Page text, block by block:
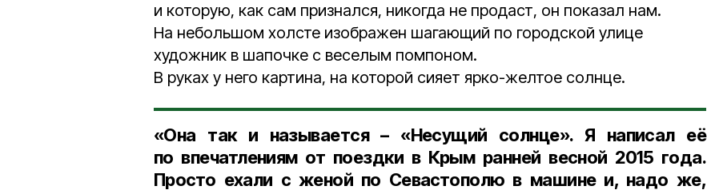
и которую, как сам признался, никогда не продаст, он показал нам.
На небольшом холсте изображен шагающий по городской улице
художник в шапочке с веселым помпоном.
В руках у него картина, на которой сияет ярко-желтое солнце.
«Она так и называется – «Несущий солнце». Я написал её
по впечатлениям от поездки в Крым ранней весной 2015 года.
Просто ехали с женой по Севастополю в машине и, надо же,